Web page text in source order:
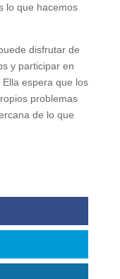
lo que hacemos
disfrutar de
y participar en
espera que los
problemas
de lo que